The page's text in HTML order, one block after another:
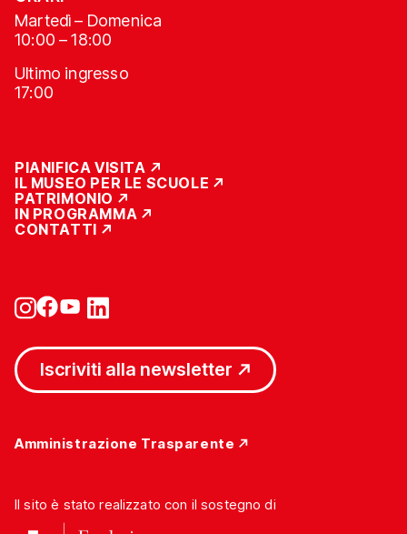
Martedì – Domenica
10:00 – 18:00
Ultimo ingresso
17:00
PIANIFICA VISITA
IL MUSEO PER LE SCUOLE
PATRIMONIO
IN PROGRAMMA
CONTATTI
Iscriviti alla newsletter
Amministrazione Trasparente
Il sito è stato realizzato con il sostegno di